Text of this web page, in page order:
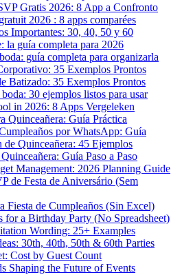
Gratis 2026: 8 App a Confronto
2026 : 8 apps comparées
Importantes: 30, 40, 50 y 60
la guía completa para 2026
guía completa para organizarla
35 Exemplos Prontos
Batizado: 35 Exemplos Prontos
30 ejemplos listos para usar
in 2026: 8 Apps Vergeleken
Quinceañera: Guía Práctica
por WhatsApp: Guía
de Quinceañera: 45 Ejemplos
Guía Paso a Paso
Management: 2026 Planning Guide
de Festa de Aniversário (Sem
Fiesta de Cumpleaños (Sin Excel)
a Birthday Party (No Spreadsheet)
Wording: 25+ Examples
30th, 40th, 50th & 60th Parties
Cost by Guest Count
Shaping the Future of Events